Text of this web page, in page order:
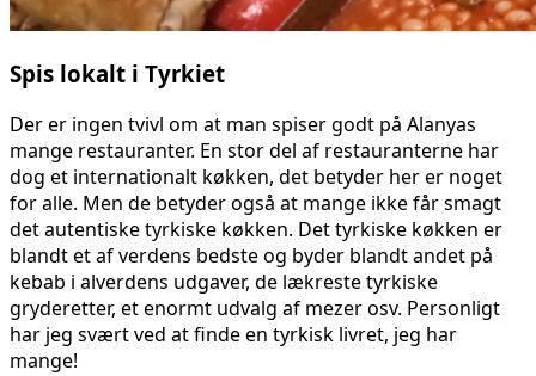
Spis lokalt i Tyrkiet
Der er ingen tvivl om at man spiser godt på Alanyas
mange restauranter. En stor del af restauranterne har
dog et internationalt køkken, det betyder her er noget
for alle. Men de betyder også at mange ikke får smagt
det autentiske tyrkiske køkken. Det tyrkiske køkken er
blandt et af verdens bedste og byder blandt andet på
kebab i alverdens udgaver, de lækreste tyrkiske
gryderetter, et enormt udvalg af mezer osv. Personligt
har jeg svært ved at finde en tyrkisk livret, jeg har
mange!